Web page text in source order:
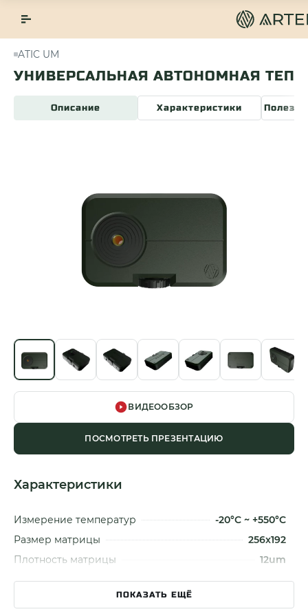
ATIC UM
ТЕПЛОВИЗИОННАЯ КАМЕРА ATIC
Описание Характеристики
ВИДЕООБЗОР
ПОСМОТРЕТЬ ПРЕЗЕНТАЦИЮ
Характеристики
Измерение температур
-20°C ~ +550°C
Размер матрицы
256x192
Плотность матрицы
12um
Размер объектива
4мм
ПОКАЗАТЬ ЕЩЁ